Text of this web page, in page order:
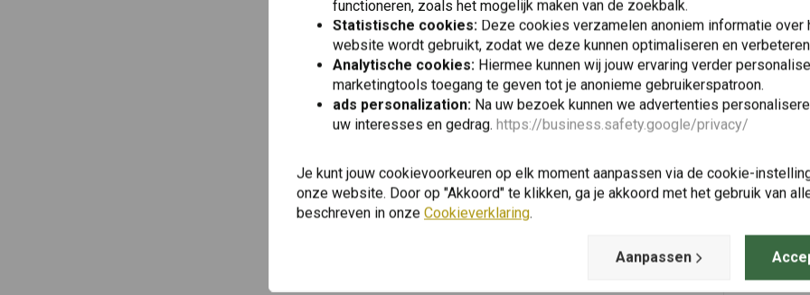
Clean |
€16,59
functioneren, zoals het mogelijk maken van de zoekbalk.
Statistische cookies: Deze cookies verzamelen anoniem informatie over
website wordt gebruikt, zodat we deze kunnen optimaliseren en
Analytische cookies: Hiermee kunnen wij jouw ervaring verder
marketingtools toegang te geven tot je anonieme gebruikerspatroon.
ads personalization: Na uw bezoek kunnen we advertenties
uw interesses en gedrag. https://business.safety.google/privacy/
Je kunt jouw cookievoorkeuren op elk moment aanpassen via de cookie-
onze website. Door op "Akkoord" te klikken, ga je akkoord met het gebruik van
beschreven in onze Cookieverklaring.
Aanpassen